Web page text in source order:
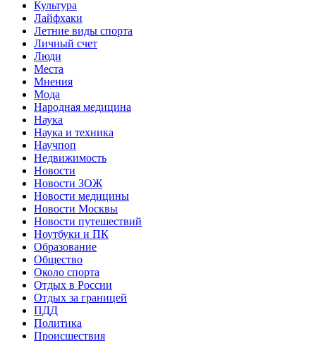
Культура
Лайфхаки
Летние виды спорта
Личный счет
Люди
Места
Мнения
Мода
Народная медицина
Наука
Наука и техника
Научпоп
Недвижимость
Новости
Новости ЗОЖ
Новости медицины
Новости Москвы
Новости путешествий
Ноутбуки и ПК
Образование
Общество
Около спорта
Отдых в России
Отдых за границей
ПДД
Политика
Происшествия